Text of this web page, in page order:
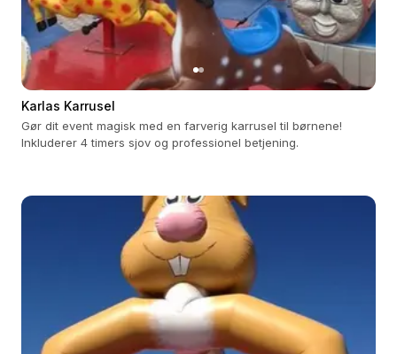
Karlas Karrusel
Gør dit event magisk med en farverig karrusel til børnene!
Inkluderer 4 timers sjov og professionel betjening.